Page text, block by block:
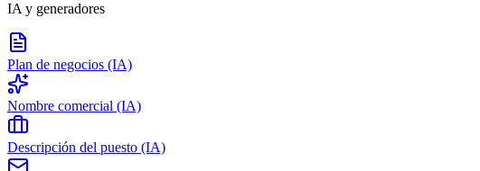
IA y generadores
Plan de negocios (IA)
Nombre comercial (IA)
Descripción del puesto (IA)